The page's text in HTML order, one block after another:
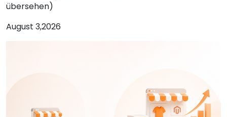
übersehen)
August 3,2026